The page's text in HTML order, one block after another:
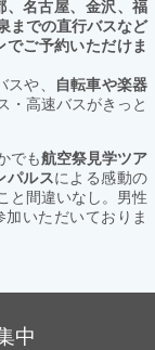
名古屋、金沢、福
までの直行バスなど
ご予約いただけま
や、
自転車や楽器
・高速バスがきっと
でも航空祭見学ツア
パルスによる感動の
と間違いなし。男性
いただいておりま
中